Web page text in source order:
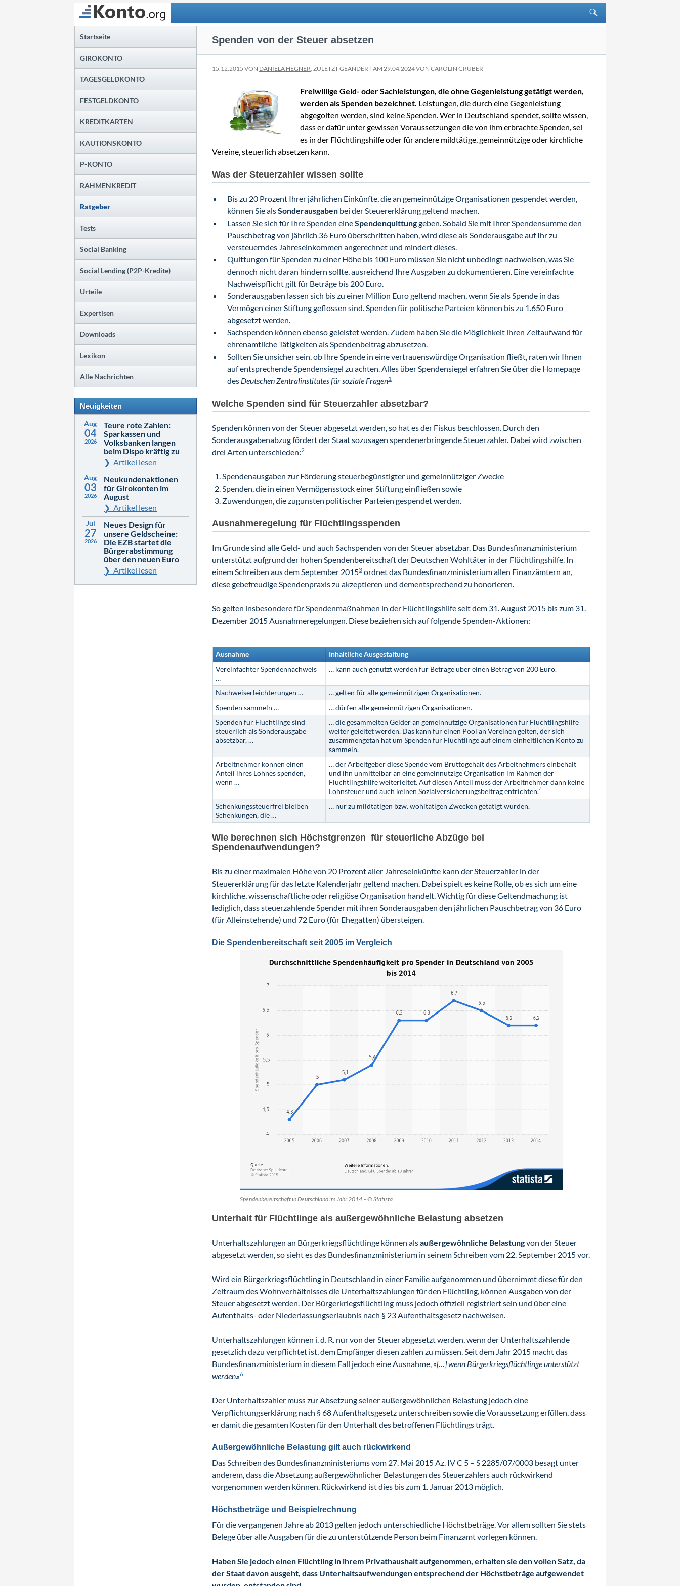
Suchen
Spenden von der Steuer absetzen
15.12.2015 VON DANIELA HEGNER, ZULETZT GEÄNDERT AM 29.04.2024 VON CAROLIN GRUBER
Freiwillige Geld- oder Sachleistungen, die ohne Gegenleistung getätigt werden,
werden als Spenden bezeichnet. Leistungen, die durch eine Gegenleistung
abgegolten werden, sind keine Spenden. Wer in Deutschland spendet, sollte wissen,
dass er dafür unter gewissen Voraussetzungen die von ihm erbrachte Spenden, sei
es in der Flüchtlingshilfe oder für andere mildtätige, gemeinnützige oder kirchliche
Vereine, steuerlich absetzen kann.
Was der Steuerzahler wissen sollte
Bis zu 20 Prozent Ihrer jährlichen Einkünfte, die an gemeinnützige Organisationen gespendet werden,
können Sie alsSonderausgaben bei der Steuererklärung geltend machen.
Lassen Sie sich für Ihre Spenden eineSpendenquittunggeben. Sobald Sie mit Ihrer Spendensumme den
Pauschbetrag von jährlich 36 Euro überschritten haben, wird diese als Sonderausgabe auf Ihr zu
versteuerndes Jahreseinkommen angerechnet und mindert dieses.
Quittungen für Spenden zu einer Höhe bis 100 Euro müssen Sie nicht unbedingt nachweisen, was Sie
dennoch nicht daran hindern sollte, ausreichend Ihre Ausgaben zu dokumentieren. Eine vereinfachte
Nachweispflicht gilt für Beträge bis 200 Euro.
Sonderausgaben lassen sich bis zu einer Million Euro geltend machen, wenn Sie als Spende in das
Vermögen einer Stiftung geflossen sind. Spenden für politische Parteien können bis zu 1.650 Euro
abgesetzt werden.
Sachspenden können ebenso geleistet werden. Zudem haben Sie die Möglichkeit ihren Zeitaufwand für
ehrenamtliche Tätigkeiten als Spendenbeitrag abzusetzen.
Sollten Sie unsicher sein, ob Ihre Spende in eine vertrauenswürdige Organisation fließt, raten wir Ihnen
auf entsprechende Spendensiegel zu achten. Alles über Spendensiegel erfahren Sie über die Homepage
des Deutschen Zentralinstitutes für soziale Fragen1
Welche Spenden sind für Steuerzahler absetzbar?
Spenden können von der Steuer abgesetzt werden, so hat es der Fiskus beschlossen. Durch den
Sonderausgabenabzug fördert der Staat sozusagen spendenerbringende Steuerzahler. Dabei wird zwischen
drei Arten unterschieden:2
Spendenausgaben zur Förderung steuerbegünstigter und gemeinnütziger Zwecke
Spenden, die in einen Vermögensstock einer Stiftung einfließen sowie
Zuwendungen, die zugunsten politischer Parteien gespendet werden.
Ausnahmeregelung für Flüchtlingsspenden
Im Grunde sind alle Geld- und auch Sachspenden von der Steuer absetzbar. Das Bundesfinanzministerium
unterstützt aufgrund der hohen Spendenbereitschaft der Deutschen Wohltäter in der Flüchtlingshilfe. In
einem Schreiben aus dem September 20153 ordnet das Bundesfinanzministerium allen Finanzämtern an,
diese gebefreudige Spendenpraxis zu akzeptieren und dementsprechend zu honorieren.
So gelten insbesondere für Spendenmaßnahmen in der Flüchtlingshilfe seit dem 31. August 2015 bis zum 31.
Dezember 2015 Ausnahmeregelungen. Diese beziehen sich auf folgende Spenden-Aktionen:
Ausnahme
Inhaltliche Ausgestaltung
Vereinfachter Spendennachweis
…
… kann auch genutzt werden für Beträge über einen Betrag von 200 Euro.
Nachweiserleichterungen …
… gelten für alle gemeinnützigen Organisationen.
Spenden sammeln …
… dürfen alle gemeinnützigen Organisationen.
Spenden für Flüchtlinge sind
steuerlich als Sonderausgabe
absetzbar, …
… die gesammelten Gelder an gemeinnützige Organisationen für Flüchtlingshilfe
weiter geleitet werden. Das kann für einen Pool an Vereinen gelten, der sich
zusammengetan hat um Spenden für Flüchtlinge auf einem einheitlichen Konto zu
sammeln.
Arbeitnehmer können einen
Anteil ihres Lohnes spenden,
wenn …
… der Arbeitgeber diese Spende vom Bruttogehalt des Arbeitnehmers einbehält
und ihn unmittelbar an eine gemeinnützige Organisation im Rahmen der
Flüchtlingshilfe weiterleitet. Auf diesen Anteil muss der Arbeitnehmer dann keine
Lohnsteuer und auch keinen Sozialversicherungsbeitrag entrichten.4
Schenkungssteuerfrei bleiben
Schenkungen, die …
… nur zu mildtätigen bzw. wohltätigen Zwecken getätigt wurden.
Wie berechnen sich Höchstgrenzen für steuerliche Abzüge bei
Spendenaufwendungen?
Bis zu einer maximalen Höhe von 20 Prozent aller Jahreseinkünfte kann der Steuerzahler in der
Steuererklärung für das letzte Kalenderjahr geltend machen. Dabei spielt es keine Rolle, ob es sich um eine
kirchliche, wissenschaftliche oder religiöse Organisation handelt. Wichtig für diese Geltendmachung ist
lediglich, dass steuerzahlende Spender mit ihren Sonderausgaben den jährlichen Pauschbetrag von 36 Euro
(für Alleinstehende) und 72 Euro (für Ehegatten) übersteigen.
Die Spendenbereitschaft seit 2005 im Vergleich
Spendenbereitschaft in Deutschland im Jahr 2014 – © Statista
Unterhalt für Flüchtlinge als außergewöhnliche Belastung absetzen
Unterhaltszahlungen an Bürgerkriegsflüchtlinge können alsaußergewöhnliche Belastungvon der Steuer
abgesetzt werden, so sieht es das Bundesfinanzministerium in seinem Schreiben vom 22. September 2015 vor.
Wird ein Bürgerkriegsflüchtling in Deutschland in einer Familie aufgenommen und übernimmt diese für den
Zeitraum des Wohnverhältnisses die Unterhaltszahlungen für den Flüchtling, können Ausgaben von der
Steuer abgesetzt werden. Der Bürgerkriegsflüchtling muss jedoch offiziell registriert sein und über eine
Aufenthalts- oder Niederlassungserlaubnis nach § 23 Aufenthaltsgesetz nachweisen.
Unterhaltszahlungen können i. d. R. nur von der Steuer abgesetzt werden, wenn der Unterhaltszahlende
gesetzlich dazu verpflichtet ist, dem Empfänger diesen zahlen zu müssen. Seit dem Jahr 2015 macht das
Bundesfinanzministerium in diesem Fall jedoch eine Ausnahme, »[…] wenn Bürgerkriegsflüchtlinge unterstützt
werden.«6
Der Unterhaltszahler muss zur Absetzung seiner außergewöhnlichen Belastung jedoch eine
Verpflichtungserklärung nach § 68 Aufenthaltsgesetz unterschreiben sowie die Voraussetzung erfüllen, dass
er damit die gesamten Kosten für den Unterhalt des betroffenen Flüchtlings trägt.
Außergewöhnliche Belastung gilt auch rückwirkend
Das Schreiben des Bundesfinanzministeriums vom 27. Mai 2015 Az. IV C 5 – S 2285/07/0003 besagt unter
anderem, dass die Absetzung außergewöhnlicher Belastungen des Steuerzahlers auch rückwirkend
vorgenommen werden können. Rückwirkend ist dies bis zum 1. Januar 2013 möglich.
Höchstbeträge und Beispielrechnung
Für die vergangenen Jahre ab 2013 gelten jedoch unterschiedliche Höchstbeträge. Vor allem sollten Sie stets
Belege über alle Ausgaben für die zu unterstützende Person beim Finanzamt vorlegen können.
Haben Sie jedoch einen Flüchtling in ihrem Privathaushalt aufgenommen, erhalten sie den vollen Satz, da
der Staat davon ausgeht, dass Unterhaltsaufwendungen entsprechend der Höchstbeträge aufgewendet
Startseite
GIROKONTO
TAGESGELDKONTO
FESTGELDKONTO
KREDITKARTEN
KAUTIONSKONTO
P-KONTO
RAHMENKREDIT
Ratgeber
Tests
Social Banking
Social Lending (P2P-Kredite)
Urteile
Expertisen
Downloads
Lexikon
Alle Nachrichten
Neuigkeiten
Teure rote Zahlen:
Sparkassen und
Volksbanken langen
beim Dispo kräftig zu
Artikel lesen
Aug
04
2026
Neukundenaktionen
für Girokonten im
August
Artikel lesen
Aug
03
2026
Neues Design für
unsere Geldscheine:
Die EZB startet die
Bürgerabstimmung
über den neuen Euro
Artikel lesen
Jul
27
2026